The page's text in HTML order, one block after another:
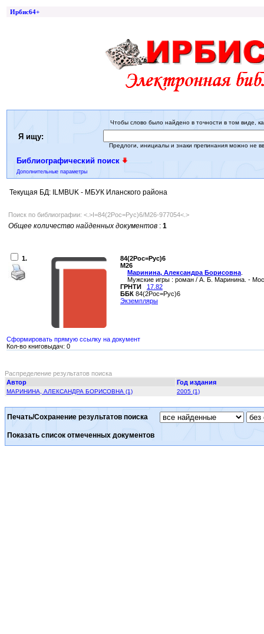
Ирбис64+
Я ищу:
Чтобы слово было найдено в точности в том виде,
Предлоги, инициалы и знаки препинания можно не
Библиографический поиск
Дополнительные параметры
Текущая БД: ILMBUK - МБУК Иланского района
Поиск по библиографии: <.>I=84(2Рос=Рус)6/М26-977054<.>
Общее количество найденных документов : 1
1.
84(2Рос=Рус)6
М26
Маринина, Александра Борисовна
Мужские игры : роман / А. Б. Маринина. -
ГРНТИ
17.82
ББК 84(2Рос=Рус)6
Экземпляры
Сформировать прямую ссылку на документ
Кол-во книговыдач: 0
Распределение результатов поиска
Автор
Год издания
МАРИНИНА, АЛЕКСАНДРА БОРИСОВНА (1) 2005 (1)
Печать/Сохранение результатов поиска
Показать список отмеченных документов